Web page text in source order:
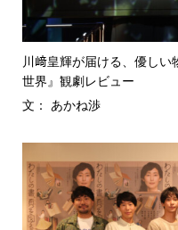
川﨑皇輝が届ける、優し
世界』観劇レビュー
文： あかね渉